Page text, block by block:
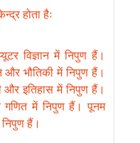
होता हैः
विज्ञान में निपुण हैं।
और भौतिकी में निपुण हैं।
इतिहास में निपुण हैं।
में निपुण हैं। पूनम
हैं।